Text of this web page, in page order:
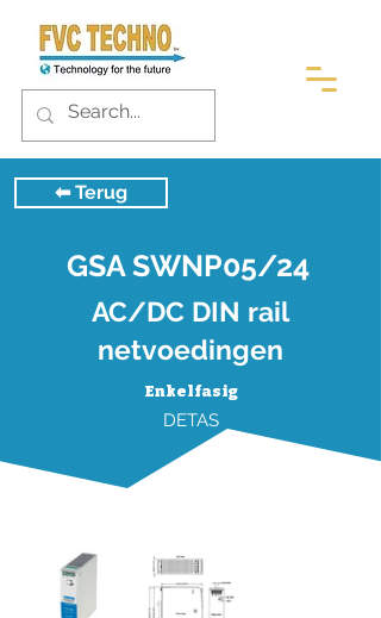
⬅︎ Terug
GSA SWNP05/24
AC/DC DIN rail
netvoedingen
Enkelfasig
DETAS